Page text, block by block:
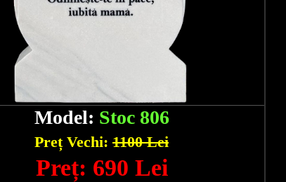
Model: Stoc 806
Preț Vechi: 1100 Lei
Preț: 690 Lei